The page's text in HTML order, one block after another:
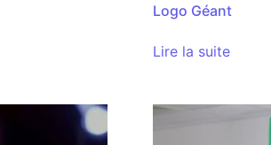
Logo Géant
Lire la suite